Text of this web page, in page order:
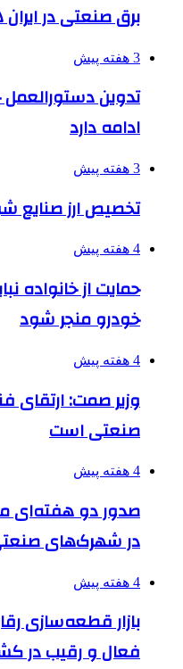
برق صنعتی در ایران ۱۵ برابر گران‌تر از خانگی است
3 هفته پیش
تدوین
ادامه دارد
3 هفته پیش
تخصیص ارز صنایع
4 هفته پیش
حمایت از خانواده
خودرو منجر شود
4 هفته پیش
وزیر صمت: ارتقای
صنعتی است
4 هفته پیش
صدور دو هفته‌ای
در شهرک‌های
4 هفته پیش
فعال و رقیب در